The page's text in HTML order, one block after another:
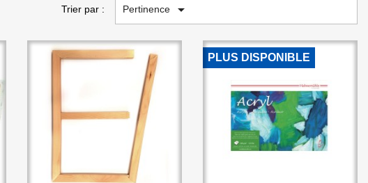
Trier par : Pertinence 
PLUS DISPONIBLE